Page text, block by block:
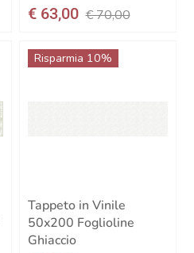
€ 63,00 € 70,00
Risparmia 10%
Tappeto in Vinile
50x200 Foglioline
Ghiaccio